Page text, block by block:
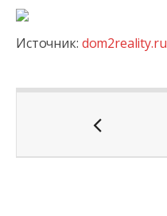
Источник: dom2reality.ru